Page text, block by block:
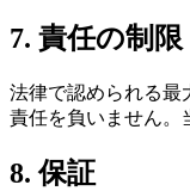
7. 責任の制限
法律で認められる最
責任を負いません。
8. 保証